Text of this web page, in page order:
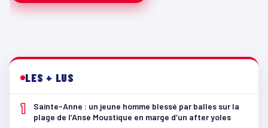
LES + LUS
1
Sainte-Anne : un jeune homme blessé par balles sur la
plage de l’Anse Moustique en marge d’un after yoles